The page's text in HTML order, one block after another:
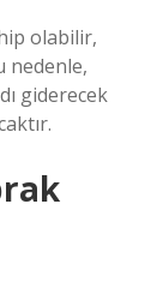
olabilir,
nedenle,
giderecek